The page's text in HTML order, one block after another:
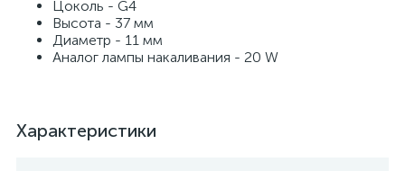
Цоколь - G4
Высота - 37 мм
Диаметр - 11 мм
Аналог лампы накаливания - 20 W
Характеристики